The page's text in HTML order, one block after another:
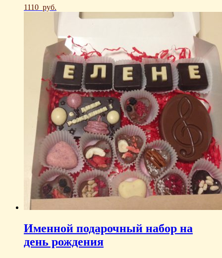
1110 руб.
Именной подарочный набор на
день рождения